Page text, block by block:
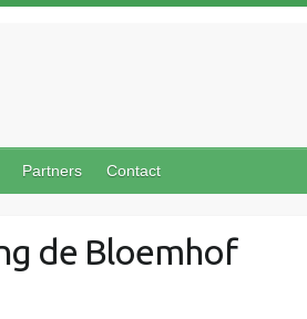
Partners Contact
de Bloemhof